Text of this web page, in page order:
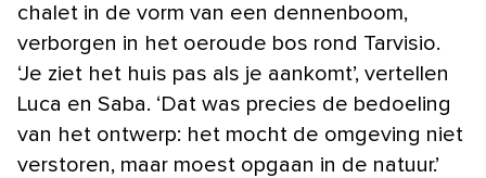
chalet in de vorm van een dennenboom,
verborgen in het oeroude bos rond Tarvisio.
‘Je ziet het huis pas als je aankomt’, vertellen
Luca en Saba. ‘Dat was precies de bedoeling
van het ontwerp: het mocht de omgeving niet
verstoren, maar moest opgaan in de natuur.’